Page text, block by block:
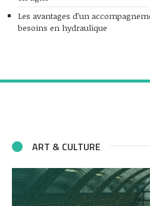
Les avantages d’un
besoins en hydraulique
ART & CULTURE